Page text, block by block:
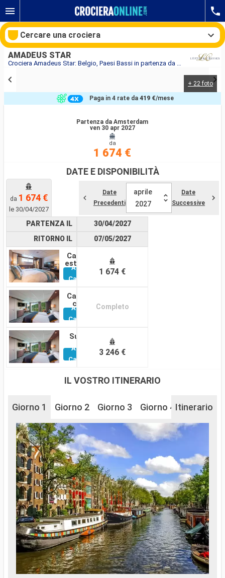
Crociera Amadeus Star: Belgio, Paesi Bassi in partenza da Amsterdam
AMADEUS STAR
+ 22 foto
Partenza da Amsterdam
ven 30 apr 2027
da
1 674 €
Paga in 4 rate da419 €/mese
DATE E DISPONIBILITÀ
da 1 674 €
le 30/04/2027
Date
Precedenti
aprile
2027
Date
Successive
PARTENZA IL
RITORNO IL
Cabina
esterna
Altre
Cabine
Cabina
con
balcone
Altre
Cabine
Suite
Altre
Cabine
30/04/2027
07/05/2027
1 674 €
Completo
3 246 €
IL VOSTRO ITINERARIO
Giorno 1 Giorno 2 Giorno 3 Giorno 4 Giorno 5
Itinerario
Cercare una crociera
Le nostre destinazioni